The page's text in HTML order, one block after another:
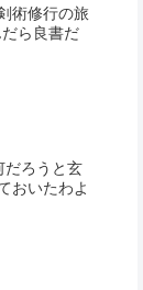
術修行の旅
ら良書だ
だろうと玄
おいたわよ